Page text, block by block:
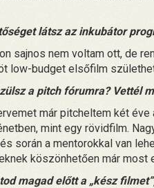
látsz az inkubátor
sajnos nem voltam ott, de
low-budget elsőfilm
a pitch fórumra? Vettél
már pitcheltem két
mint egy rövidfilm.
során a mentorokkal van
köszönhetően már most
magad előtt a „kész